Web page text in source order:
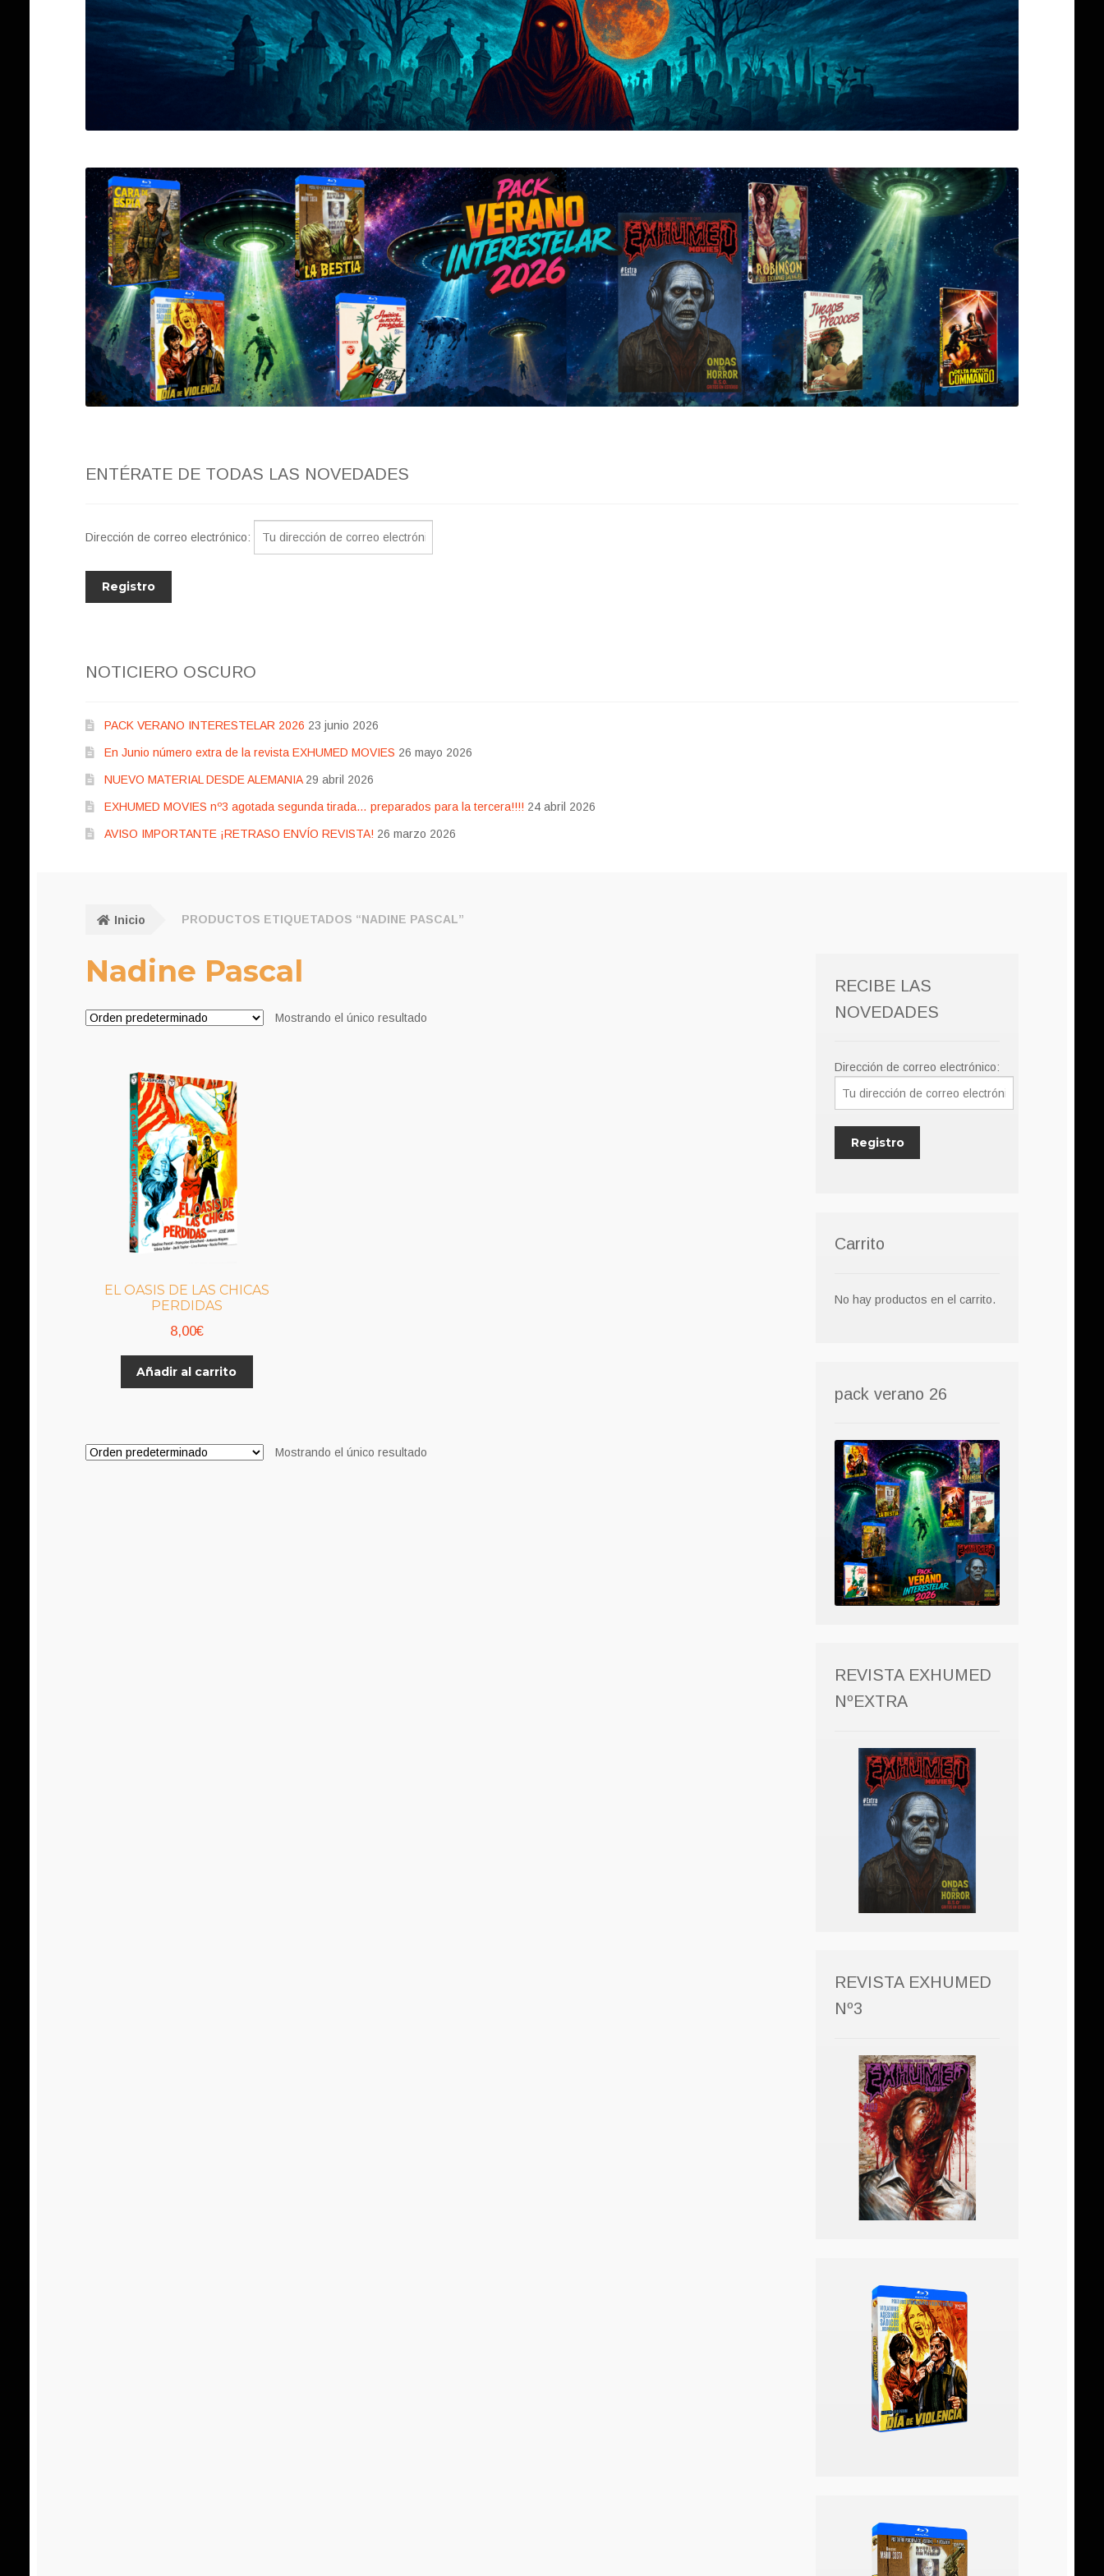
ENTÉRATE DE TODAS LAS NOVEDADES
Dirección de correo electrónico:
NOTICIERO OSCURO
PACK VERANO INTERESTELAR 2026 23 junio 2026
En Junio número extra de la revista EXHUMED MOVIES 26 mayo 2026
NUEVO MATERIAL DESDE ALEMANIA 29 abril 2026
EXHUMED MOVIES nº3 agotada segunda tirada… preparados para la tercera!!!! 24 abril 2026
AVISO IMPORTANTE ¡RETRASO ENVÍO REVISTA! 26 marzo 2026
Inicio PRODUCTOS ETIQUETADOS “NADINE PASCAL”
Nadine Pascal
Mostrando el único resultado
EL OASIS DE LAS CHICAS
PERDIDAS
8,00€
Añadir al carrito
Mostrando el único resultado
RECIBE LAS
NOVEDADES
Dirección de correo electrónico:
Carrito
No hay productos en el carrito.
pack verano 26
REVISTA EXHUMED
NºEXTRA
REVISTA EXHUMED
Nº3